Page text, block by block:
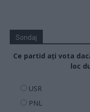
Sondaj
Ce partid ați vota
loc
USR
PNL